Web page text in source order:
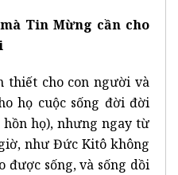
Tin Mừng cần cho
thiết cho con người và
họ cuộc sống đời đời
họ), nhưng ngay từ
như Đức Kitô không
được sống, và sống dồi